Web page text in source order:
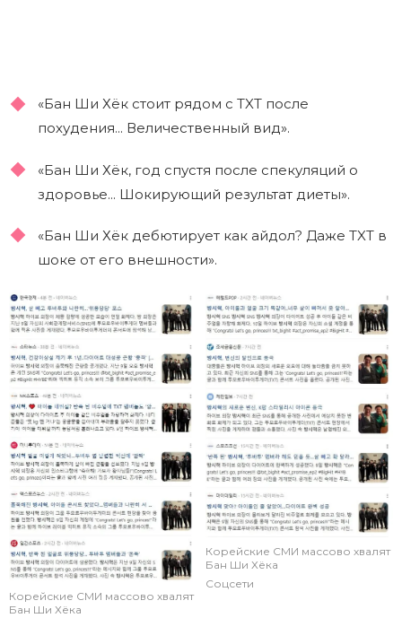
«Бан Ши Хёк стоит рядом с TXT после
похудения... Величественный вид».
«Бан Ши Хёк, год спустя после спекуляций о
здоровье... Шокирующий результат диеты».
«Бан Ши Хёк дебютирует как айдол? Даже TXT в
шоке от его внешности».
Корейские СМИ массово хвалят
Бан Ши Хёка
Корейские СМИ массово хвалят
Бан Ши Хёка
Соцсети